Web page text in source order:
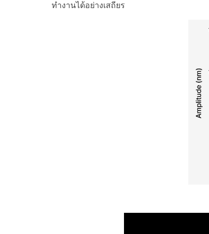
ทำงานได้อย่างเสถียร